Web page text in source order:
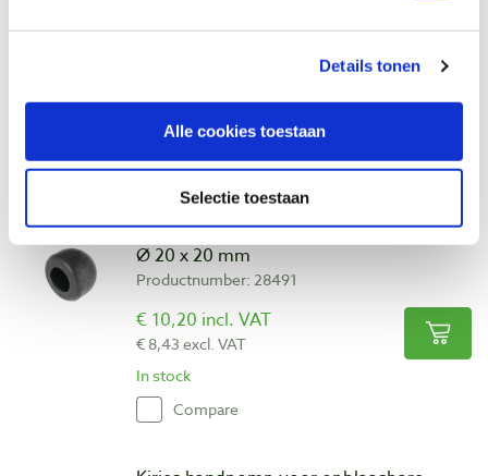
Details tonen
Alle cookies toestaan
Selectie toestaan
Productnumber: 28490
€ 40,00 excl. VAT
In stock
Compare
Kirjes vervangingsrubber voor schuurbal
Ø 20 x 20 mm
Productnumber: 28491
€ 10,20 incl. VAT
€ 8,43 excl. VAT
In stock
Compare